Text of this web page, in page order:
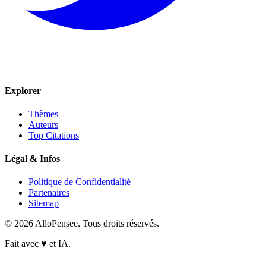
Explorer
Thèmes
Auteurs
Top Citations
Légal & Infos
Politique de Confidentialité
Partenaires
Sitemap
© 2026 AlloPensee. Tous droits réservés.
Fait avec ♥ et IA.